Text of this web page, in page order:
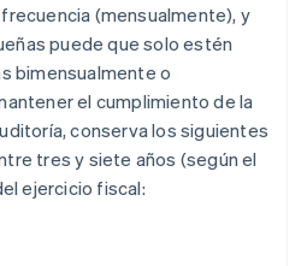
(mensualmente), y
puede que solo estén
bimensualmente o
el cumplimiento de la
conserva los siguientes
tres y siete años (según el
ejercicio fiscal: